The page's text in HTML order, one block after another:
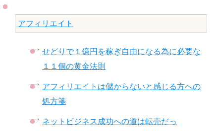
アフィリエイト
せどりで１億円を稼ぎ自由になる為に必要な
１１個の黄金法則
アフィリエイトは儲からないと感じる方への
処方箋
ネットビジネス成功への道は転売だっ